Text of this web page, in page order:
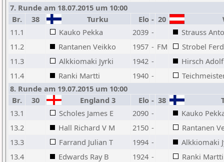
7. Runde am 18.07.2015 um 10:00
Br.
38 Turku Elo - 20
11.1
Kauko Pekka 2039 -
Strauss
11.2
Rantanen Veikko 1957 - FM
Strobel
11.3
Alkkiomaki Jyrki 1942 -
Hirsch
11.4
Ranki Martti 1940 -
8. Runde am 19.07.2015 um 10:00
Br.
30 England 3 Elo - 38
13.1
Scholes James E 2090 -
Kauko
13.2
Hall Richard V M 2150 -
Rantanen
13.3
Farrand Julian T 1994 -
Alkkiomaki
13.4
Edwards Ray B 1924 -
Ranki Martti